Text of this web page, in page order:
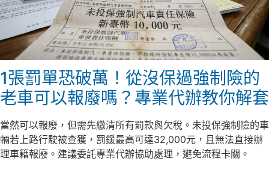
1張罰單恐破萬！從沒保過強制險的
老車可以報廢嗎？專業代辦教你解套
當然可以報廢，但需先繳清所有罰款與欠稅。未投保強制險的車
輛若上路行駛被查獲，罰鍰最高可達32,000元，且無法直接辦
理車籍報廢。建議委託專業代辦協助處理，避免流程卡關。